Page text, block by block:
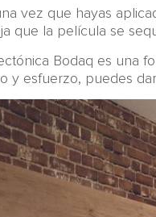
vez que hayas
que la película se
Bodaq es una
y esfuerzo, puedes